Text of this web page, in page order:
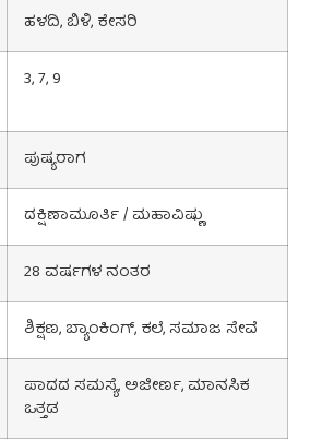
ಹಳದಿ, ಬಿಳಿ, ಕೇಸರಿ
3, 7, 9
ಪುಷ್ಯರಾಗ
ದಕ್ಷಿಣಾಮೂರ್ತಿ / ಮಹಾವಿಷ್ಣು
28 ವರ್ಷಗಳ ನಂತರ
ಶಿಕ್ಷಣ, ಬ್ಯಾಂಕಿಂಗ್, ಕಲೆ, ಸಮಾಜ ಸೇವೆ
ಪಾದದ ಸಮಸ್ಯೆ, ಅಜೀರ್ಣ, ಮಾನಸಿಕ
ಒತ್ತಡ